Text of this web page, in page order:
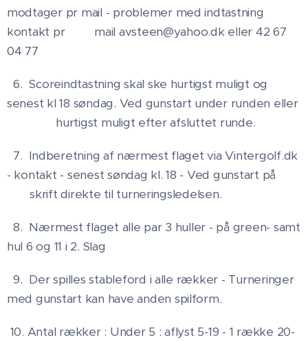
modtager pr mail - problemer med indtastning
kontakt pr mail avsteen@yahoo.dk eller 42 67
04 77
6. Scoreindtastning skal ske hurtigst muligt og
senest kl 18 søndag. Ved gunstart under runden eller
hurtigst muligt efter afsluttet runde.
7. Indberetning af nærmest flaget via Vintergolf.dk
- kontakt - senest søndag kl. 18 - Ved gunstart på
skrift direkte til turneringsledelsen.
8. Nærmest flaget alle par 3 huller - på green- samt
hul 6 og 11 i 2. Slag
9. Der spilles stableford i alle rækker - Turneringer
med gunstart kan have anden spilform.
10. Antal rækker : Under 5 : aflyst 5-19 - 1 række 20-